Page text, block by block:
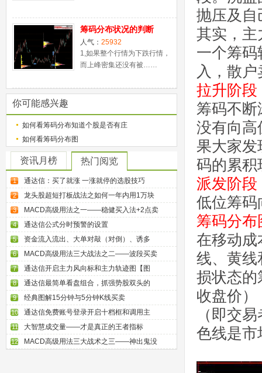
筹码分布状况的判断
人气： 25932
1,如果整个行情为下跌行情，
而上峰密集还没有被……
你可能感兴趣
如何看筹码分布知道个股是否有庄
如何看筹码分布图
资讯月榜 热门阅览
1 通达信：买了就涨 一涨就停的选股技巧
2 龙头股超短打板战法之如何一年内用1万块
3 MACD高级用法之一——稳健买入法+2点卖
4 通达信公式分时预警的设置
5 资金流入流出、大单对敲（对倒）、诱多
6 MACD高级用法三大战法之二——波段买卖
7 通达信开启主力风向标和主力轨迹图【图
8 通达信最简单看盘组合，抓强势股双头的
9 经典图解15分钟与5分钟K线买卖
10 通达信免费账号登录开启十档框和调用主
11 大智慧成交量——才是真正的王者指标
12 MACD高级用法三大战术之三——神出鬼没
抛压及自
其实，主
一个筹
入，散
拉升阶段
筹码不
没有向高
果大家发
码的累积
派发阶段
低位筹码
筹码分
在移动成
线、黄线
损状态的
收盘价
（即交
色线是市